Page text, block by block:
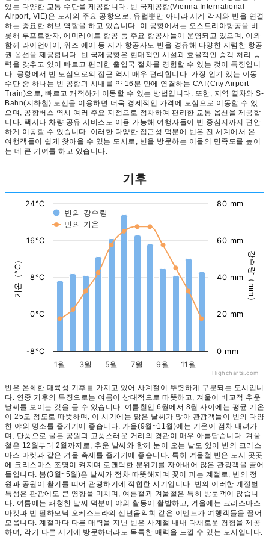
있는 다양한 교통 수단을 제공합니다. 빈 국제공항(Vienna International
Airport, VIE)은 도시의 주요 공항으로, 유럽뿐만 아니라 세계 각지와 빈을 연결
하는 중요한 허브 역할을 하고 있습니다. 이 공항에서는 오스트리아항공을 비
롯해 루프트한자, 에미레이트 항공 등 주요 항공사들이 운영되고 있으며, 이와
함께 라이언에어, 위즈 에어 등 저가 항공사도 빈을 경유해 다양한 저렴한 항공
권 옵션을 제공합니다. 빈 국제공항은 현대적인 시설과 효율적인 승객 처리 능
력을 갖추고 있어 빠르고 편리한 출입국 절차를 경험할 수 있는 것이 특징입니
다. 공항에서 빈 도심으로의 접근 역시 매우 편리합니다. 가장 인기 있는 이동
수단 중 하나는 빈 공항과 시내를 약 16분 만에 연결하는 CAT(City Airport
Train)으로, 빠르고 쾌적하게 이동할 수 있는 방법입니다. 또한, 지역 열차와 S-
Bahn(지하철) 노선을 이용하면 더욱 경제적인 가격에 도심으로 이동할 수 있
으며, 공항버스 역시 여러 주요 지점으로 정차하여 편리한 교통 옵션을 제공합
니다. 택시나 차량 공유 서비스도 이용 가능해 여행자들이 빈 중심지까지 편안
하게 이동할 수 있습니다. 이러한 다양한 접근성 덕분에 빈은 전 세계에서 온
여행객들이 쉽게 찾아올 수 있는 도시로, 빈을 방문하는 이들의 만족도를 높이
는 데 큰 기여를 하고 있습니다.
기후
기온（°C） 강수량（mm）
빈의 강수량
빈의 기온
1월 3월 5월 7월 9월 11월
-8°C
0°C
8°C
16°C
24°C
0 mm
20 mm
40 mm
60 mm
80 mm
Highcharts.com
빈은 온화한 대륙성 기후를 가지고 있어 사계절이 뚜렷하게 구분되는 도시입니
다. 연중 기후의 특징으로는 여름이 상대적으로 따뜻하고, 겨울이 비교적 추운
날씨를 보이는 것을 들 수 있습니다. 여름철인 6월에서 8월 사이에는 평균 기온
이 25도 정도로 따뜻하며, 이 시기에는 맑은 날씨가 많아 관광객들이 빈의 다양
한 야외 명소를 즐기기에 좋습니다. 가을(9월~11월)에는 기온이 점차 내려가
며, 단풍으로 물든 공원과 고풍스러운 거리의 경관이 매우 아름답습니다. 겨울
철은 12월부터 2월까지로, 추운 날씨와 함께 눈이 오는 날도 있어 빈의 크리스
마스 마켓과 같은 겨울 축제를 즐기기에 좋습니다. 특히 겨울철 빈은 도시 곳곳
에 크리스마스 조명이 켜지며 로맨틱한 분위기를 자아내어 많은 관광객을 끌어
들입니다. 봄(3월~5월)은 날씨가 점차 따뜻해지며 꽃이 피는 계절로, 빈의 정
원과 공원이 활기를 띠어 관광하기에 적합한 시기입니다. 빈의 이러한 계절별
특성은 관광에도 큰 영향을 미치며, 여름철과 겨울철은 특히 방문객이 많습니
다. 여름에는 쾌청한 날씨 덕분에 야외 활동이 활발하고, 겨울에는 크리스마스
마켓과 빈 필하모닉 오케스트라의 신년음악회 같은 이벤트가 여행객들을 끌어
모읍니다. 계절마다 다른 매력을 지닌 빈은 사계절 내내 다채로운 경험을 제공
하며, 각기 다른 시기에 방문하더라도 독특한 매력을 느낄 수 있는 도시입니다.